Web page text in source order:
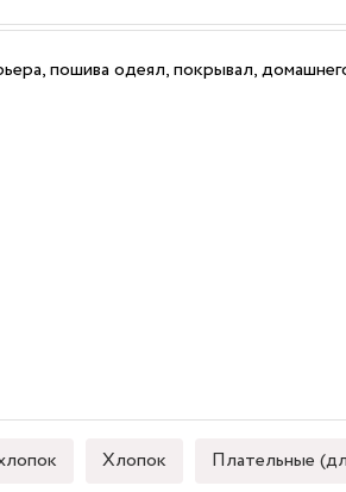
пошива одеял, покрывал,
Хлопок Плательные